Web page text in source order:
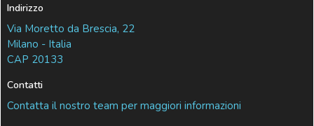
Indirizzo
Via Moretto da Brescia, 22
Milano - Italia
CAP 20133
Contatti
Contatta il nostro team per maggiori informazioni